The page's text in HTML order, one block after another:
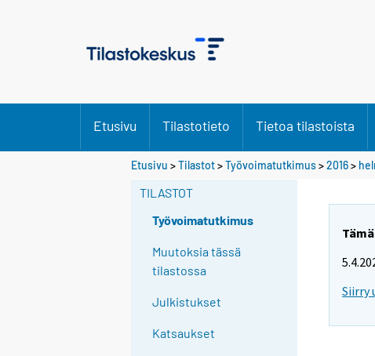
Etusivu Tilastotieto Tietoa tilastoista
Etusivu >Tilastot>Työvoimatutkimus>2016>
TILASTOT
Työvoimatutkimus
Muutoksia tässä
tilastossa
Julkistukset
Katsaukset
Siirry